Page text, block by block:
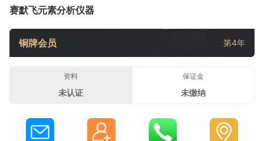
赛默飞元素分析仪器
铜牌会员 第4年
资料
未认证
保证金
未缴纳